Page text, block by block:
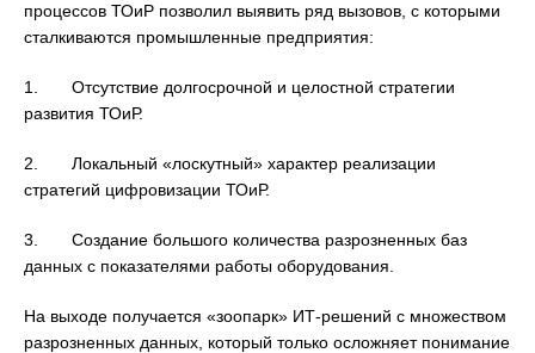
процессов ТОиР позволил выявить ряд вызовов, с которыми
сталкиваются промышленные предприятия:
1. Отсутствие долгосрочной и целостной стратегии
развития ТОиР.
2. Локальный «лоскутный» характер реализации
стратегий цифровизации ТОиР.
3. Создание большого количества разрозненных баз
данных с показателями работы оборудования.
На выходе получается «зоопарк» ИТ-решений с множеством
разрозненных данных, который только осложняет понимание